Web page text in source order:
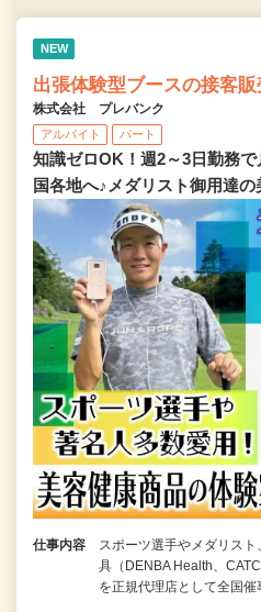
NEW
出張体験型ブースの接客
株式会社 プレバンク
アルバイト パート
知識ゼロOK！週2～3日勤務
国各地へ♪メダリスト御用達
仕事内容
スポーツ選手やメダリス
具（DENBA Health、
を正規代理店として全国